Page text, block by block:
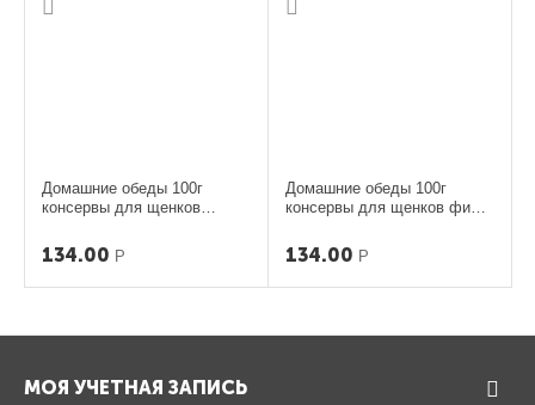
Домашние обеды 100г
консервы для щенков
цукини
134.00 Р
Домашние обеды 100г
консервы для щенков филе
отрубями
134.00 Р
МОЯ УЧЕТНАЯ ЗАПИСЬ